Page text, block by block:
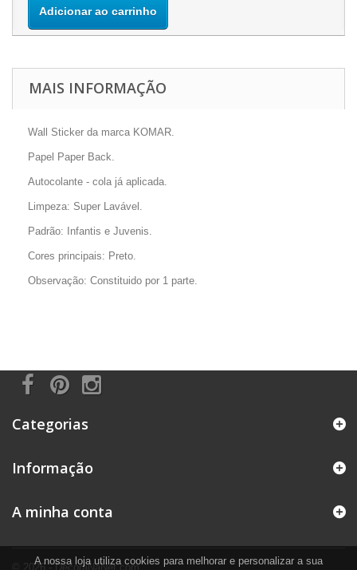
Adicionar ao carrinho
MAIS INFORMAÇÃO
Wall Sticker da marca KOMAR.
Papel Paper Back.
Autocolante - cola já aplicada.
Limpeza: Super Lavável.
Padrão: Infantis e Juvenis.
Cores principais: Preto.
Observação: Constituido por 1 parte.
Categorias
Informação
© 2026 - DecoraNaNet.com
A minha conta
A nossa loja utiliza cookies para melhorar e personalizar a sua